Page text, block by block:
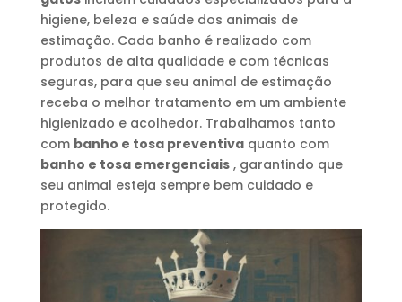
higiene, beleza e saúde dos animais de
estimação. Cada banho é realizado com
produtos de alta qualidade e com técnicas
seguras, para que seu animal de estimação
receba o melhor tratamento em um ambiente
higienizado e acolhedor. Trabalhamos tanto
com banho e tosa preventivaquanto com
banho e tosa emergenciais, garantindo que
seu animal esteja sempre bem cuidado e
protegido.